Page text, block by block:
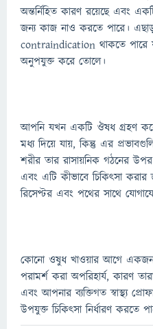
অন্তর্নিহিত কারণ রয়েছে এবং
জন্য কাজ নাও করতে পারে।
contraindication থাকতে পারে
অনুপযুক্ত করে তোলে।
আপনি যখন একটি ঔষধ গ্রহণ
মধ্য দিয়ে যায়, কিন্তু এর প্রভাবগুলি
শরীর তার রাসায়নিক গঠনের
এবং এটি কীভাবে চিকিত্সা করার
রিসেপ্টর এবং পথের সাথে
কোনো ওষুধ খাওয়ার আগে একজন
পরামর্শ করা অপরিহার্য, কারণ
এবং আপনার ব্যক্তিগত স্বাস্থ্য
উপযুক্ত চিকিত্সা নির্ধারণ করতে